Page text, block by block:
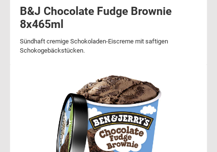
B&J Chocolate Fudge Brownie
8x465ml
Sündhaft cremige Schokoladen-Eiscreme mit saftigen
Schokogebäckstücken.